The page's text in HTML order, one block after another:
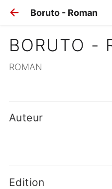
Boruto - Roman
BORUTO -
ROMAN
Auteur
Edition